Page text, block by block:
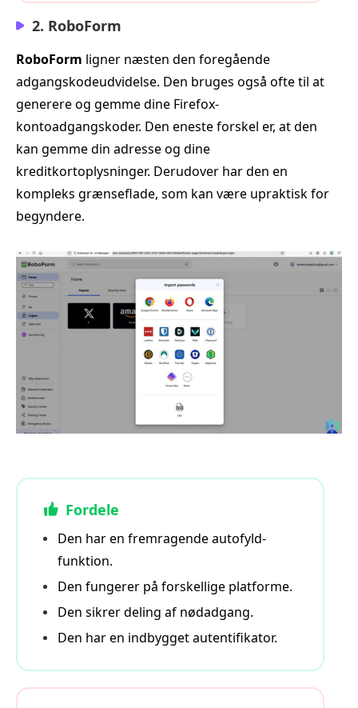
2. RoboForm
RoboForm ligner næsten den foregående
adgangskodeudvidelse. Den bruges også ofte til at
generere og gemme dine Firefox-
kontoadgangskoder. Den eneste forskel er, at den
kan gemme din adresse og dine
kreditkortoplysninger. Derudover har den en
kompleks grænseflade, som kan være upraktisk for
begyndere.
Fordele
Den har en fremragende autofyld-
funktion.
Den fungerer på forskellige platforme.
Den sikrer deling af nødadgang.
Den har en indbygget autentifikator.